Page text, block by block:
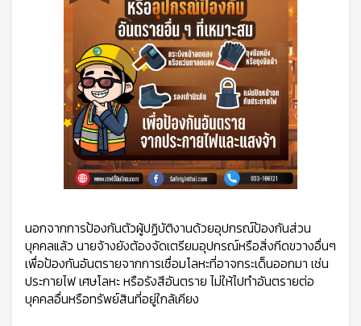
นอกจากการป้องกันตัวผู้ปฏิบัติงานด้วยอุปกรณ์ป้องกันส่วน
บุคคลแล้ว นายจ้างยังต้องจัดเตรียมอุปกรณ์หรือสิ่งกีดขวางอื่นๆ
เพื่อป้องกันอันตรายจากการเชื่อมโลหะที่อาจกระเด็นออกมา เช่น
ประกายไฟ เศษโลหะ หรือรังสีอันตราย ไม่ให้ไปทำอันตรายต่อ
บุคคลอื่นหรือทรัพย์สินที่อยู่ใกล้เคียง